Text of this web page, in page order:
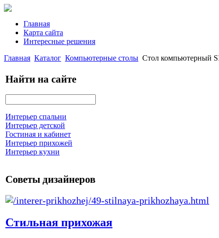
Главная
Карта сайта
Интересные решения
Главная Каталог Компьютерные столы Стол компьютерный
Найти на сайте
Интерьер спальни
Интерьер детской
Гостиная и кабинет
Интерьер прихожей
Интерьер кухни
Советы дизайнеров
Стильная прихожая